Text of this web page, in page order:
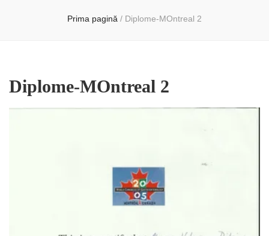
Prima pagină / Diplome-MOntreal 2
Diplome-MOntreal 2